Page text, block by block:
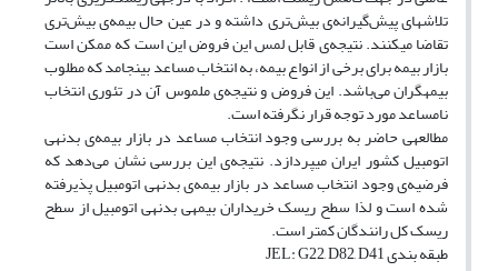
تلاش‎های پیش‌گیرانه‌ی بیش‌تری داشته و در عین حال بیمه‌ی بیش‌تری
تقاضا می‎کنند. نتیجه‌ی قابل لمس این فروض این است که ممکن است
بازار بیمه برای برخی از انواع بیمه، به انتخاب مساعد بینجامد که مطلوب
بیمه‎گران می‌باشد. این فروض و نتیجه‌ی ملموس آن در تئوری انتخاب
نامساعد مورد توجه قرار نگرفته است.
مطالعه‎ی حاضر به بررسی وجود انتخاب مساعد در بازار بیمه‌‎ی بدنه‎ی
‌اتومبیل کشور ایران می‎پردازد. نتیجه‌ی این بررسی نشان می‌دهد که
فرضیه‌ی وجود انتخاب مساعد در بازار بیمه‌‎ی بدنه‎ی اتومبیل پذیرفته
شده است و لذا سطح ریسک خریداران بیمه‎ی بدنه‎ی اتومبیل از سطح
ریسک کل رانندگان کم‎تر است.
طبقه بندی JEL: G22, D82, D41